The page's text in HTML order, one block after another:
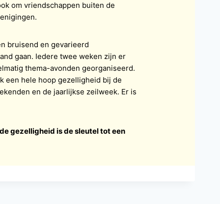
om vriendschappen buiten de
bruisend en gevarieerd
gaan. Iedere twee weken zijn er
thema-avonden georganiseerd.
een hele hoop gezelligheid bij de
en de jaarlijkse zeilweek. Er is
gezelligheid is de sleutel tot een